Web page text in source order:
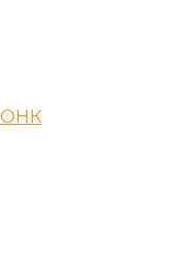
ОНК